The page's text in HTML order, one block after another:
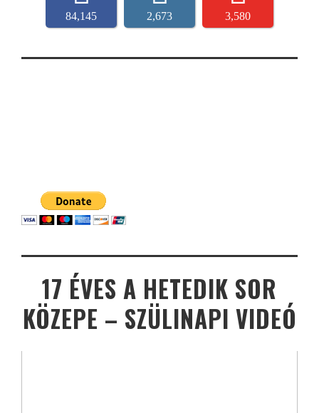
84,145 2,673 3,580
17 ÉVES A HETEDIK SOR
KÖZEPE – SZÜLINAPI VIDEÓ